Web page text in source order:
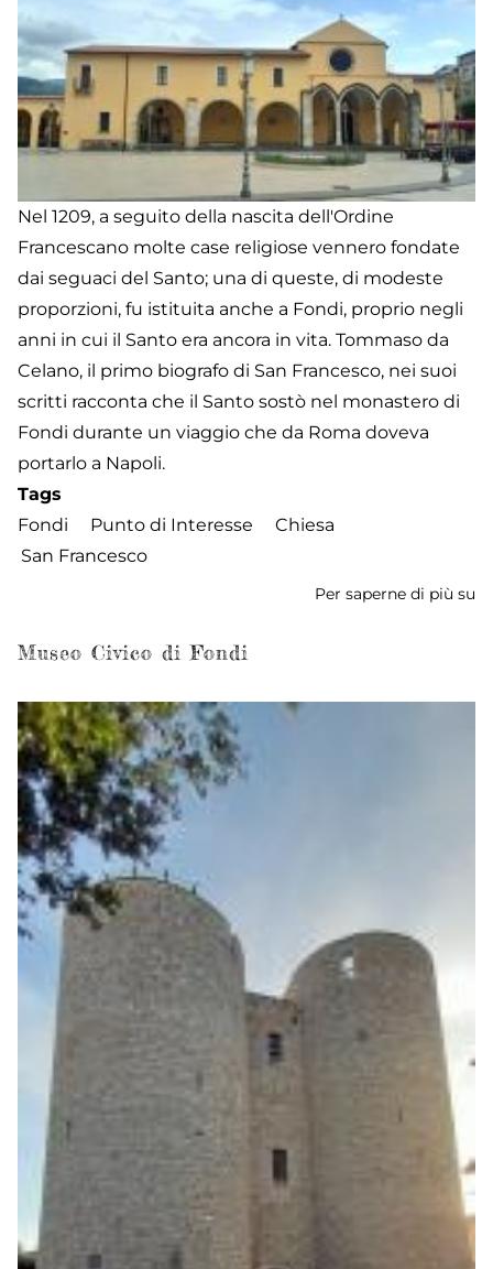
Nel 1209, a seguito della nascita dell'Ordine
Francescano molte case religiose vennero fondate
dai seguaci del Santo; una di queste, di modeste
proporzioni, fu istituita anche a Fondi, proprio negli
anni in cui il Santo era ancora in vita. Tommaso da
Celano, il primo biografo di San Francesco, nei suoi
scritti racconta che il Santo sostò nel monastero di
Fondi durante un viaggio che da Roma doveva
portarlo a Napoli.
Tags
Fondi
Punto di Interesse
Chiesa
San Francesco
Per saperne di più su
Museo Civico di Fondi